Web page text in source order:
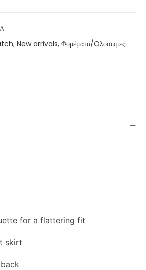
, New arrivals, Φορέματα/Oλοσωμες
for a flattering fit
skirt